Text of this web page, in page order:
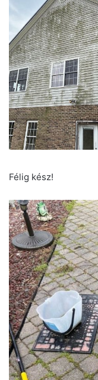
Félig kész!